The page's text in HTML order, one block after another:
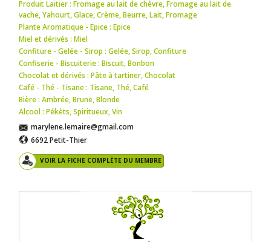
Produit Laitier : Fromage au lait de chèvre,Fromage au lait de
vache,Yahourt,Glace,Crème,Beurre,Lait,Fromage
Plante Aromatique - Epice : Epice
Miel et dérivés : Miel
Confiture - Gelée - Sirop : Gelée,Sirop,Confiture
Confiserie - Biscuiterie : Biscuit,Bonbon
Chocolat et dérivés : Pâte à tartiner,Chocolat
Café - Thé - Tisane : Tisane, Thé,Café
Bière : Ambrée,Brune,Blonde
Alcool : Pékèts,Spiritueux,Vin
marylene.lemaire@gmail.com
6692 Petit-Thier
VOIR LA FICHE COMPLÈTE DU MEMBRE